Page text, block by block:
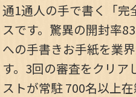
通1通人の手で書く「完
スです。驚異の開封率
への手書きお手紙を業
す。3回の審査をクリア
ストが常駐 700名以上